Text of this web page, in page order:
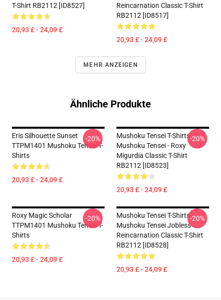
T-Shirt RB2112 [ID8527]
20,93 £ - 24,09 £
Reincarnation Classic T-Shirt
RB2112 [ID8517]
20,93 £ - 24,09 £
MEHR ANZEIGEN
Ähnliche Produkte
Eris Silhouette Sunset
TTPM1401 Mushoku Tensei T-
Shirts
20,93 £ - 24,09 £
-20%
Mushoku Tensei T-Shirts -
Mushoku Tensei - Roxy
Migurdia Classic T-Shirt
RB2112 [ID8523]
20,93 £ - 24,09 £
-20%
Roxy Magic Scholar
TTPM1401 Mushoku Tensei T-
Shirts
20,93 £ - 24,09 £
-20%
Mushoku Tensei T-Shirts -
Mushoku Tensei Jobless
Reincarnation Classic T-Shirt
RB2112 [ID8528]
20,93 £ - 24,09 £
-20%